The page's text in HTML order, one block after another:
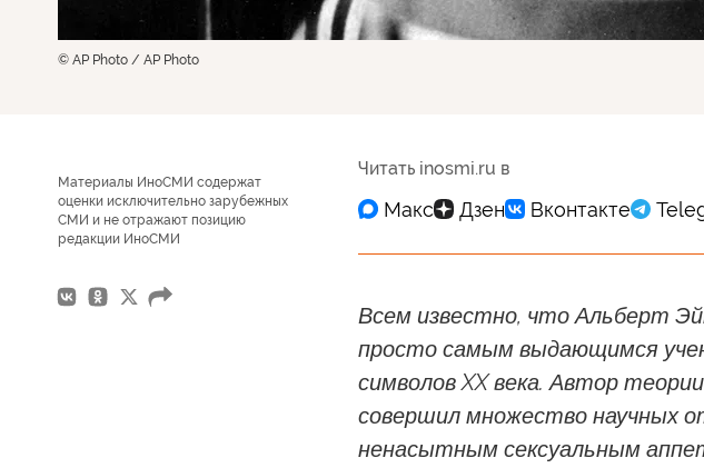
© AP Photo / AP Photo
Материалы ИноСМИ содержат
оценки исключительно зарубежных
СМИ и не отражают позицию
редакции ИноСМИ
Читать inosmi.ru в
Всем известно, что Альберт
просто самым выдающимся
символов XX века. Автор
совершил множество научных
ненасытным сексуальным